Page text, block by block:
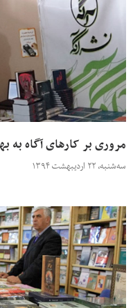
مروری بر کارهای آگاه به
سه‌شنبه، ۲۲ اردیبهشت ۱۳۹۴